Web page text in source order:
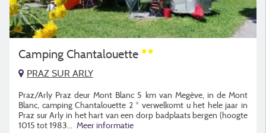
Camping Chantalouette
PRAZ SUR ARLY
Praz/Arly Praz deur Mont Blanc 5 km van Megève, in de Mont
Blanc, camping Chantalouette 2 * verwelkomt u het hele jaar in
Praz sur Arly in het hart van een dorp badplaats bergen (hoogte
1015 tot 1983...
Meer informatie